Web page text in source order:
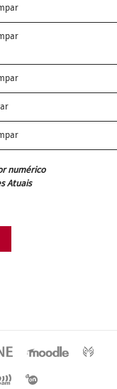
numérico
Atuais